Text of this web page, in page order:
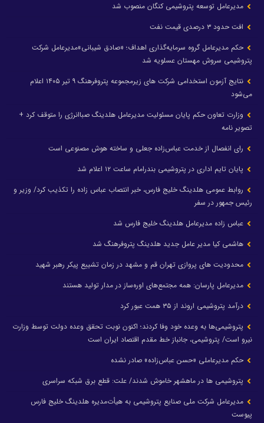
مدیرعامل توسعه پتروشیمی کنگان منصوب شد
افت حدود ۳ درصدی قیمت نفت
حکم مدیرعامل گروه سرمایه‌گذاری اهداف؛ «صادق شیبانی»مدیرعامل شرکت
پتروشیمی سروش مهستان عسلویه شد
نتایج آزمون استخدامی شرکت های زیرمجموعه پتروفرهنگ ۹ تیر ۱۴۰۵ اعلام
می‌شود
وزارت تعاون حکم پایان مسئولیت مدیرعامل هلدینگ صباانرژی را متوقف کرد +
تصویر نامه
رای انفصال از خدمت عباس‌زاده جعلی و ساخته هوش مصنوعی است
پایان تایم اداری در پتروشیمی بندرامام ساعت ۱۲ اعلام شد
روابط عمومی هلدینگ خلیج فارس، خبر انتصاب عباس زاده را تکذیب کرد/ وزیر و
رئیس جمهور در سفر
عباس زاده مدیرعامل هلدینگ خلیج فارس شد
هاشمی کیا مدیر عامل جدید هلدینگ پتروفرهنگ شد
محدودیت های پروازی تهران قم و مشهد در زمان تشییع پیکر رهبر شهید
مدیرعامل پارسان: همه مجتمع‌های اوره‌ساز در مدار تولید هستند
درآمد پتروشیمی اروند از ۳۵ همت عبور کرد
پتروشیمی‌ها به وعده خود وفا کردند؛ اکنون نوبت تحقق وعده دولت توسط وزارت
نیرو است/ پتروشیمی، جانباز خط مقدم اقتصاد ایران است
حکم مدیرعاملی «حسن عباس‌زاده» صادر نشده
پتروشیمی ها در ماهشهر خاموش شدند/ علت: قطع برق شبکه سراسری
مدیرعامل شرکت ملی صنایع پتروشیمی به هیأت‌مدیره هلدینگ خلیج فارس
پیوست